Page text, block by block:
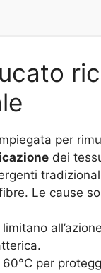
per
dei
Le cause
per